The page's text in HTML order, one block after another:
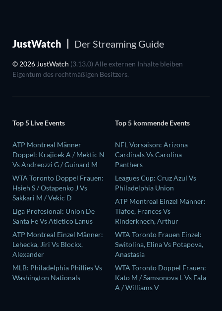
JustWatch Der Streaming Guide
© 2026 JustWatch (3.13.0) Alle externen Inhalte bleiben
Eigentum des rechtmäßigen Besitzers.
Top 5 Live Events
ATP Montreal Männer
Doppel: Krajicek A / Mektic N
Vs Andreozzi G / Guinard M
WTA Toronto Doppel Frauen:
Hsieh S / Ostapenko J Vs
Sakkari M / Vekic D
Liga Profesional: Union De
Santa Fe Vs Atletico Lanus
ATP Montreal Einzel Männer:
Lehecka, Jiri Vs Blockx,
Alexander
MLB: Philadelphia Phillies Vs
Washington Nationals
Top 5 kommende Events
NFL Vorsaison: Arizona
Cardinals Vs Carolina
Panthers
Leagues Cup: Cruz Azul Vs
Philadelphia Union
ATP Montreal Einzel Männer:
Tiafoe, Frances Vs
Rinderknech, Arthur
WTA Toronto Frauen Einzel:
Switolina, Elina Vs Potapova,
Anastasia
WTA Toronto Doppel Frauen:
Kato M / Samsonova L Vs Eala
A / Williams V